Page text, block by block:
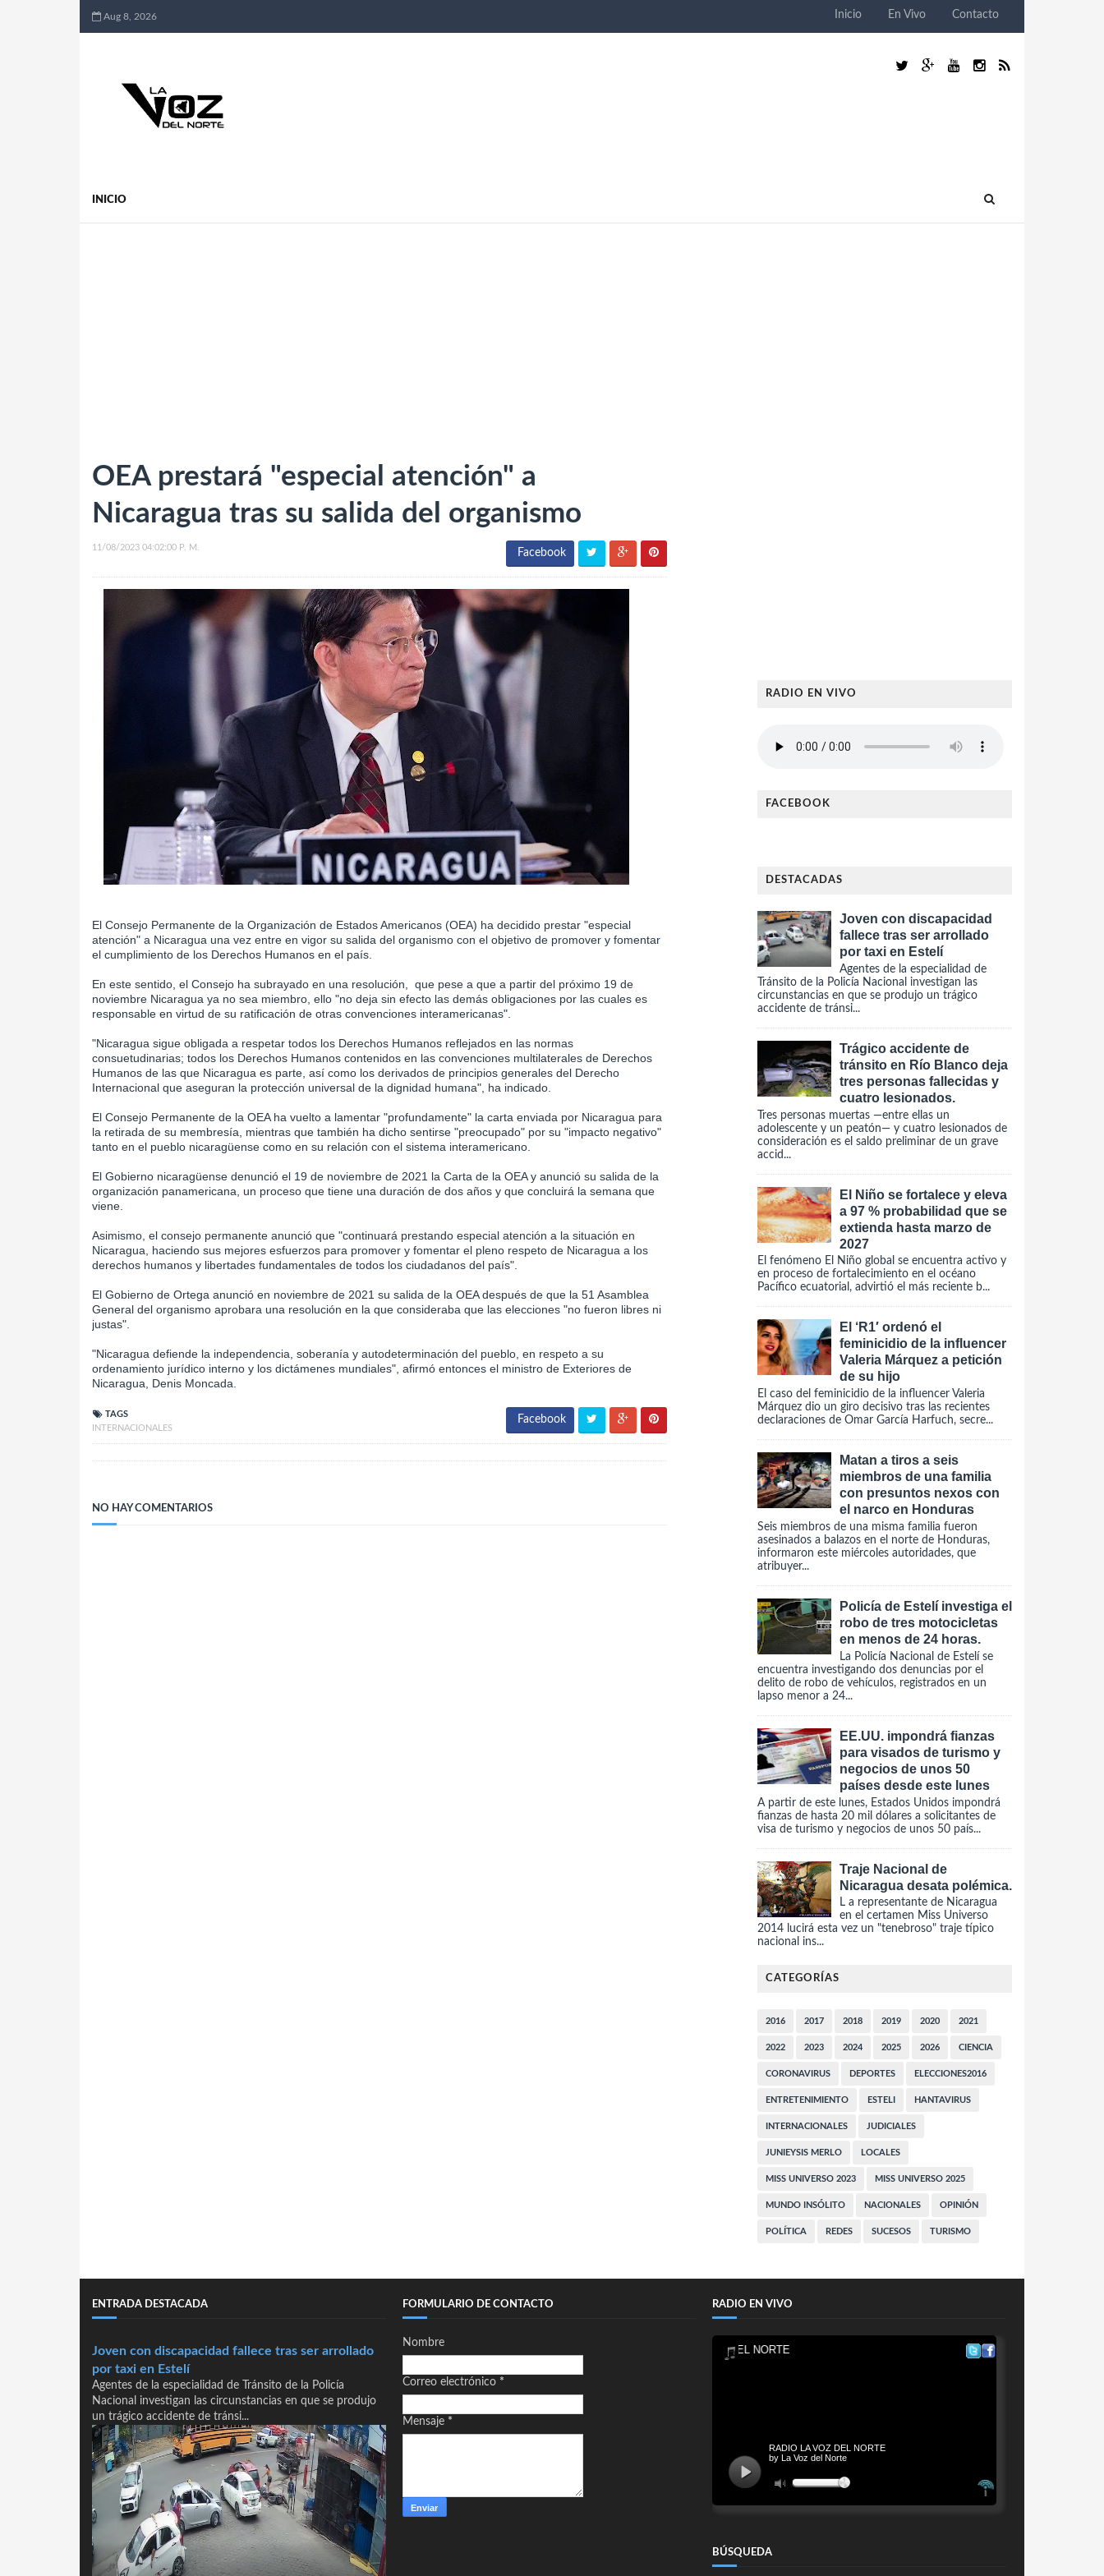
Aug 8, 2026 Inicio En Vivo Contacto
INICIO
OEA prestará "especial atención" a
Nicaragua tras su salida del organismo
11/08/2023 04:02:00 P. M. Facebook
El Consejo Permanente de la Organización de Estados Americanos (OEA) ha decidido prestar "especial
atención" a Nicaragua una vez entre en vigor su salida del organismo con el objetivo de promover y fomentar
el cumplimiento de los Derechos Humanos en el país.
En este sentido, el Consejo ha subrayado en una resolución, que pese a que a partir del próximo 19 de
noviembre Nicaragua ya no sea miembro, ello "no deja sin efecto las demás obligaciones por las cuales es
responsable en virtud de su ratificación de otras convenciones interamericanas".
"Nicaragua sigue obligada a respetar todos los Derechos Humanos reflejados en las normas
consuetudinarias; todos los Derechos Humanos contenidos en las convenciones multilaterales de Derechos
Humanos de las que Nicaragua es parte, así como los derivados de principios generales del Derecho
Internacional que aseguran la protección universal de la dignidad humana", ha indicado.
El Consejo Permanente de la OEA ha vuelto a lamentar "profundamente" la carta enviada por Nicaragua para
la retirada de su membresía, mientras que también ha dicho sentirse "preocupado" por su "impacto negativo"
tanto en el pueblo nicaragüense como en su relación con el sistema interamericano.
El Gobierno nicaragüense denunció el 19 de noviembre de 2021 la Carta de la OEA y anunció su salida de la
organización panamericana, un proceso que tiene una duración de dos años y que concluirá la semana que
viene.
Asimismo, el consejo permanente anunció que "continuará prestando especial atención a la situación en
Nicaragua, haciendo sus mejores esfuerzos para promover y fomentar el pleno respeto de Nicaragua a los
derechos humanos y libertades fundamentales de todos los ciudadanos del país".
El Gobierno de Ortega anunció en noviembre de 2021 su salida de la OEA después de que la 51 Asamblea
General del organismo aprobara una resolución en la que consideraba que las elecciones "no fueron libres ni
justas".
"Nicaragua defiende la independencia, soberanía y autodeterminación del pueblo, en respeto a su
ordenamiento jurídico interno y los dictámenes mundiales", afirmó entonces el ministro de Exteriores de
Nicaragua, Denis Moncada.
TAGS
INTERNACIONALES
Facebook
NO HAY COMENTARIOS
RADIO EN VIVO
FACEBOOK
DESTACADAS
Joven con discapacidad
fallece tras ser arrollado
por taxi en Estelí
Agentes de la especialidad de
Tránsito de la Policía Nacional investigan las
circunstancias en que se produjo un trágico
accidente de tránsi...
Trágico accidente de
tránsito en Río Blanco deja
tres personas fallecidas y
cuatro lesionados.
Tres personas muertas —entre ellas un
adolescente y un peatón— y cuatro lesionados de
consideración es el saldo preliminar de un grave
accid...
El Niño se fortalece y eleva
a 97 % probabilidad que se
extienda hasta marzo de
2027
El fenómeno El Niño global se encuentra activo y
en proceso de fortalecimiento en el océano
Pacífico ecuatorial, advirtió el más reciente b...
El ‘R1′ ordenó el
feminicidio de la influencer
Valeria Márquez a petición
de su hijo
El caso del feminicidio de la influencer Valeria
Márquez dio un giro decisivo tras las recientes
declaraciones de Omar García Harfuch, secre...
Matan a tiros a seis
miembros de una familia
con presuntos nexos con
el narco en Honduras
Seis miembros de una misma familia fueron
asesinados a balazos en el norte de Honduras,
informaron este miércoles autoridades, que
atribuyer...
Policía de Estelí investiga el
robo de tres motocicletas
en menos de 24 horas.
La Policía Nacional de Estelí se
encuentra investigando dos denuncias por el
delito de robo de vehículos, registrados en un
lapso menor a 24...
EE.UU. impondrá fianzas
para visados de turismo y
negocios de unos 50
países desde este lunes
A partir de este lunes, Estados Unidos impondrá
fianzas de hasta 20 mil dólares a solicitantes de
visa de turismo y negocios de unos 50 país...
Traje Nacional de
Nicaragua desata polémica.
L a representante de Nicaragua
en el certamen Miss Universo
2014 lucirá esta vez un "tenebroso" traje típico
nacional ins...
CATEGORÍAS
2016 2017 2018 2019 2020 2021
2022 2023 2024 2025 2026 CIENCIA
CORONAVIRUS DEPORTES ELECCIONES2016
ENTRETENIMIENTO ESTELI HANTAVIRUS
INTERNACIONALES JUDICIALES
JUNIEYSIS MERLO LOCALES
MISS UNIVERSO 2023 MISS UNIVERSO 2025
MUNDO INSÓLITO NACIONALES OPINIÓN
POLÍTICA REDES SUCESOS TURISMO
ENTRADA DESTACADA
Joven con discapacidad fallece tras ser arrollado
por taxi en Estelí
Agentes de la especialidad de Tránsito de la Policía
Nacional investigan las circunstancias en que se produjo
un trágico accidente de tránsi...
FORMULARIO DE CONTACTO
Nombre
Correo electrónico *
Mensaje *
RADIO EN VIVO
BÚSQUEDA